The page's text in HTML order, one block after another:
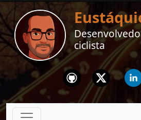
ciclista
Github Twitter